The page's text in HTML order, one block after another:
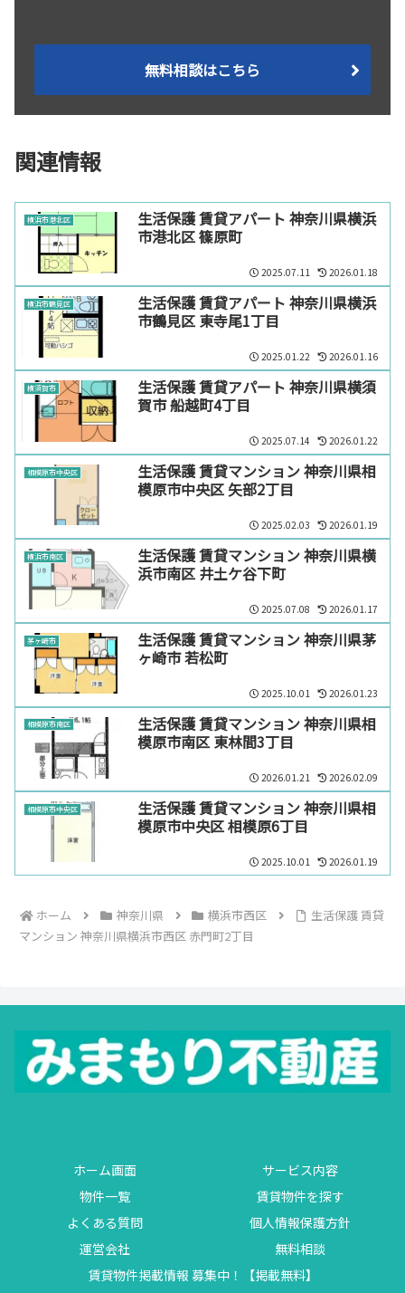
無料相談はこちら
関連情報
横浜市港北区
生活保護 賃貸アパート 神奈川県横浜
市港北区 篠原町
2025.07.11 2026.01.18
横浜市鶴見区
生活保護 賃貸アパート 神奈川県横浜
市鶴見区 東寺尾1丁目
2025.01.22 2026.01.16
横須賀市
生活保護 賃貸アパート 神奈川県横須
賀市 船越町4丁目
2025.07.14 2026.01.22
相模原市中央区
生活保護 賃貸マンション 神奈川県相
模原市中央区 矢部2丁目
2025.02.03 2026.01.19
横浜市南区
生活保護 賃貸マンション 神奈川県横
浜市南区 井土ケ谷下町
2025.07.08 2026.01.17
茅ヶ崎市
生活保護 賃貸マンション 神奈川県茅
ヶ崎市 若松町
2025.10.01 2026.01.23
相模原市南区
生活保護 賃貸マンション 神奈川県相
模原市南区 東林間3丁目
2026.01.21 2026.02.09
相模原市中央区
生活保護 賃貸マンション 神奈川県相
模原市中央区 相模原6丁目
2025.10.01 2026.01.19
ホーム 神奈川県 横浜市西区
生活保護 賃貸
マンション 神奈川県横浜市西区 赤門町2丁目
ホーム画面
サービス内容
物件一覧
賃貸物件を探す
よくある質問
個人情報保護方針
運営会社
無料相談
賃貸物件掲載情報 募集中！【掲載無料】